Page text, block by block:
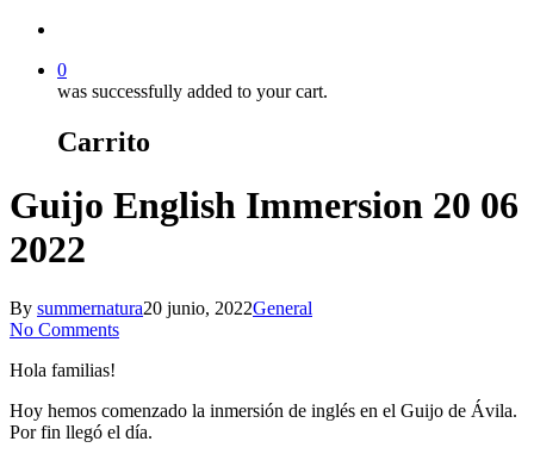
0
was successfully added to your cart.
Carrito
Guijo English Immersion 20 06
2022
By summernatura20 junio, 2022General
No Comments
Hola familias!
Hoy hemos comenzado la inmersión de inglés en el Guijo de Ávila.
Por fin llegó el día.